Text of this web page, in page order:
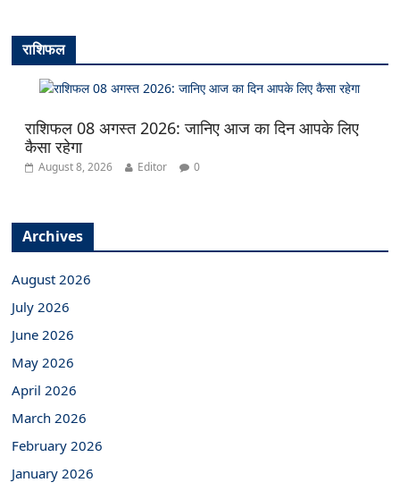
राशिफल
राशिफल 08 अगस्त 2026: जानिए आज का दिन आपके लिए
कैसा रहेगा
August 8, 2026 Editor 0
Archives
August 2026
July 2026
June 2026
May 2026
April 2026
March 2026
February 2026
January 2026